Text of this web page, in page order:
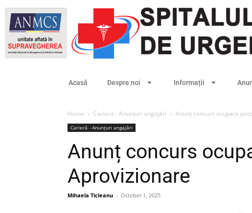
Acasă Despre noi Informații
Home Carieră - Anunțuri angajări Anunț concurs ocupare
Carieră - Anunțuri angajări
Anunț concurs
Aprovizionare
Mihaela Ticleanu - October 1, 2025